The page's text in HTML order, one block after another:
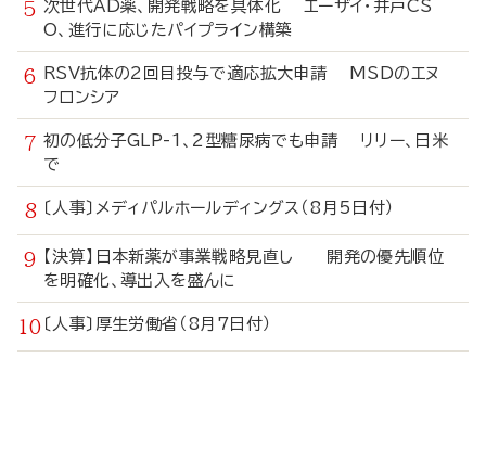
次世代AD薬、開発戦略を具体化 エーザイ・井戸CS
O、進行に応じたパイプライン構築
RSV抗体の2回目投与で適応拡大申請 MSDのエヌ
フロンシア
初の低分子GLP-1、2型糖尿病でも申請 リリー、日米
で
〔人事〕メディパルホールディングス（8月5日付）
【決算】日本新薬が事業戦略見直し 開発の優先順位
を明確化、導出入を盛んに
〔人事〕厚生労働省（8月7日付）